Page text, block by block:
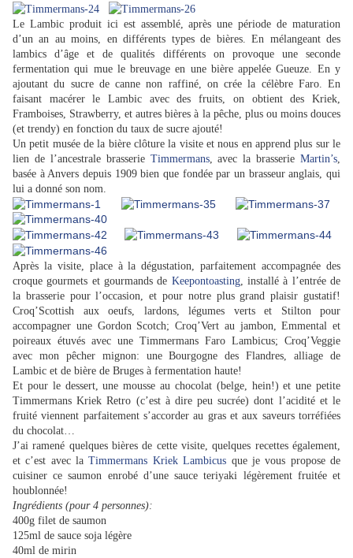
Le Lambic produit ici est assemblé, après une période de maturation
d’un an au moins, en différents types de bières. En mélangeant des
lambics d’âge et de qualités différents on provoque une seconde
fermentation qui mue le breuvage en une bière appelée Gueuze. En y
ajoutant du sucre de canne non raffiné, on crée la célèbre Faro. En
faisant macérer le Lambic avec des fruits, on obtient des Kriek,
Framboises, Strawberry, et autres bières à la pêche, plus ou moins douces
(et trendy) en fonction du taux de sucre ajouté!
Un petit musée de la bière clôture la visite et nous en apprend plus sur le
lien de l’ancestrale brasserie Timmermans, avec la brasserie Martin’s
basée à Anvers depuis 1909 bien que fondée par un brasseur anglais, qui
lui a donné son nom.
Après la visite, place à la dégustation, parfaitement accompagnée des
croque gourmets et gourmands de Keepontoasting, installé à l’entrée de
la brasserie pour l’occasion, et pour notre plus grand plaisir gustatif!
Croq’Scottish aux oeufs, lardons, légumes verts et Stilton pour
accompagner une Gordon Scotch; Croq’Vert au jambon, Emmental et
poireaux étuvés avec une Timmermans Faro Lambicus; Croq’Veggie
avec mon pêcher mignon: une Bourgogne des Flandres, alliage de
Lambic et de bière de Bruges à fermentation haute!
Et pour le dessert, une mousse au chocolat (belge, hein!) et une petite
Timmermans Kriek Retro (c’est à dire peu sucrée) dont l’acidité et le
fruité viennent parfaitement s’accorder au gras et aux saveurs torréfiées
du chocolat…
J’ai ramené quelques bières de cette visite, quelques recettes également,
et c’est avec laTimmermans Kriek Lambicus que je vous propose de
cuisiner ce saumon enrobé d’une sauce teriyaki légèrement fruitée et
houblonnée!
Ingrédients (pour 4 personnes):
400g filet de saumon
125ml de sauce soja légère
40ml de mirin